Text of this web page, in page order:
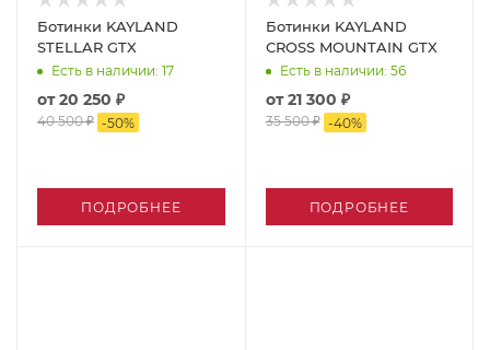
Ботинки KAYLAND
STELLAR GTX
Есть в наличии: 17
от20 250 ₽
40 500 ₽ -50%
ПОДРОБНЕЕ
Ботинки KAYLAND
CROSS MOUNTAIN GTX
Есть в наличии: 56
от21 300 ₽
35 500 ₽ -40%
ПОДРОБНЕЕ